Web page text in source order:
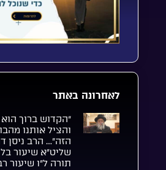
לאחרונה באתר
“הקדוש ברוך
והציל אותנו
הזה”… הרב ניסן
שליט”א שיעור
תורה ל”ו שיעור